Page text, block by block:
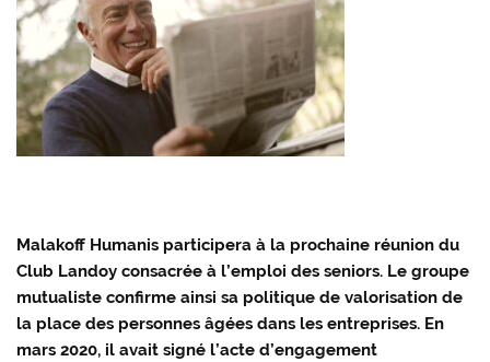
Malakoff Humanis participera à la prochaine réunion du
Club Landoy consacrée à l’emploi des seniors. Le groupe
mutualiste confirme ainsi sa politique de valorisation de
la place des personnes âgées dans les entreprises. En
mars 2020, il avait signé l’acte d’engagement